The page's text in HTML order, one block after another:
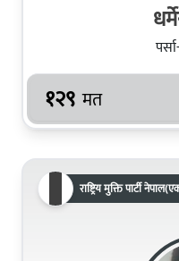
१२९ मत
राष्ट्रिय मुक्ति पार्टी